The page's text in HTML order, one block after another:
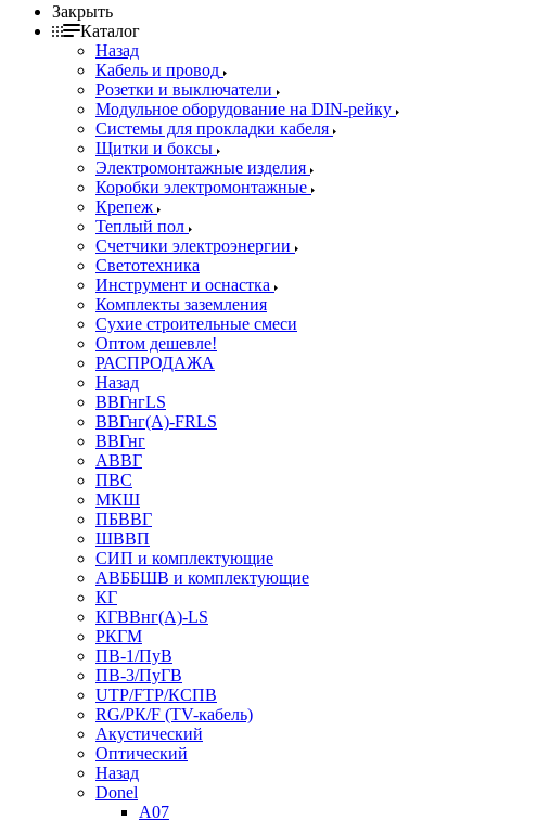
Закрыть
Каталог
Назад
Кабель и провод
Розетки и выключатели
Модульное оборудование на DIN-рейку
Системы для прокладки кабеля
Щитки и боксы
Электромонтажные изделия
Коробки электромонтажные
Крепеж
Теплый пол
Счетчики электроэнергии
Светотехника
Инструмент и оснастка
Комплекты заземления
Сухие строительные смеси
Оптом дешевле!
РАСПРОДАЖА
Назад
ВВГнгLS
ВВГнг(А)-FRLS
ВВГнг
АВВГ
ПВС
МКШ
ПБВВГ
ШВВП
СИП и комплектующие
АВББШВ и комплектующие
КГ
КГВВнг(А)-LS
РКГМ
ПВ-1/ПуВ
ПВ-3/ПуГВ
UTP/FTP/КСПВ
RG/РК/F (TV-кабель)
Акустический
Оптический
Назад
Donel
A07